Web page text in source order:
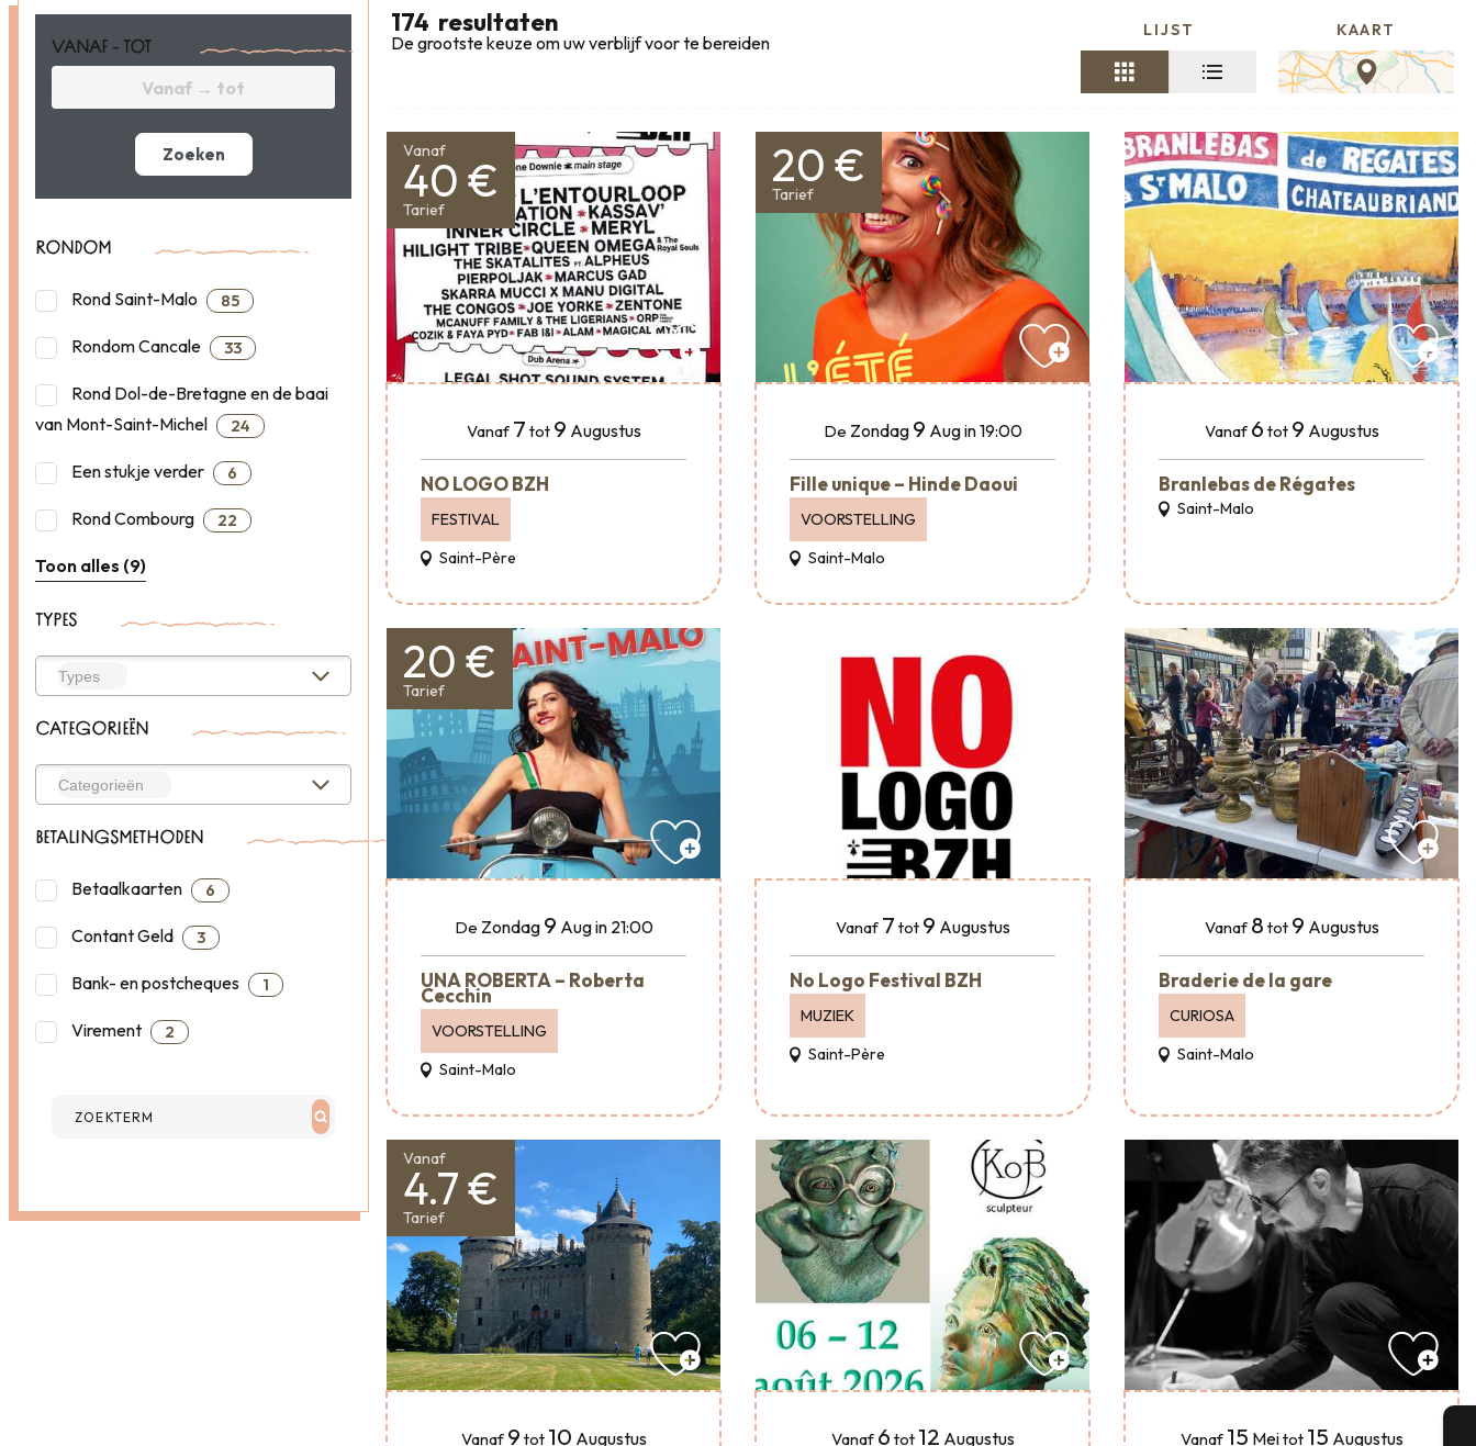
VANAF - TOT
Zoeken
RONDOM
Rond Saint-Malo 85
Rondom Cancale 33
Rond Dol-de-Bretagne en de baai
van Mont-Saint-Michel
24
Een stukje verder 6
Rond Combourg 22
Toon alles (9)
TYPES
CATEGORIEËN
BETALINGSMETHODEN
Betaalkaarten 6
Contant Geld 3
Bank- en postcheques 1
Virement 2
174 resultaten
De grootste keuze om uw verblijf voor te bereiden
LIJST KAART
Vanaf
40 €
Tarief
Vanaf 7 tot 9 Augustus
NO LOGO BZH
FESTIVAL
Saint-Père
20 €
Tarief
De Zondag 9 Augin 19:00
Fille unique – Hinde Daoui
VOORSTELLING
Saint-Malo
Vanaf 6 tot 9 Augustus
Branlebas de Régates
Saint-Malo
20 €
Tarief
De Zondag 9 Augin 21:00
UNA ROBERTA – Roberta
Cecchin
VOORSTELLING
Saint-Malo
Vanaf 7 tot 9 Augustus
No Logo Festival BZH
MUZIEK
Saint-Père
Vanaf 8 tot 9 Augustus
Braderie de la gare
CURIOSA
Saint-Malo
Vanaf
4.7 €
Tarief
Vanaf 9 tot 10 Augustus Vanaf 6 tot 12 Augustus Vanaf 15 Meitot 15 Augustus